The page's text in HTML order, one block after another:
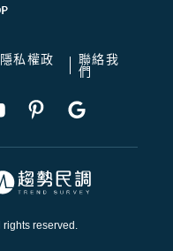
私權政
聯絡我
們
reserved.